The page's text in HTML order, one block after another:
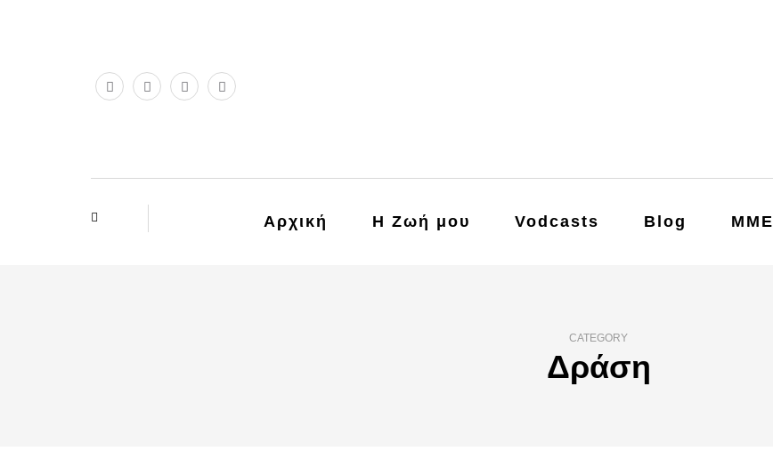
Αρχική Η Ζωή μου Vodcasts Blog ΜΜΕ
CATEGORY
Δράση